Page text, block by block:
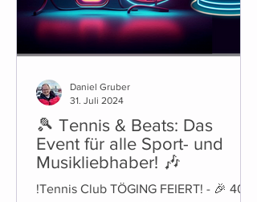
🎾 Tennis & Beats: Das
Event für alle Sport- und
Musikliebhaber! 🎶
!Tennis Club TÖGING FEIERT! - 🎉 40
Daniel Gruber
31. Juli 2024